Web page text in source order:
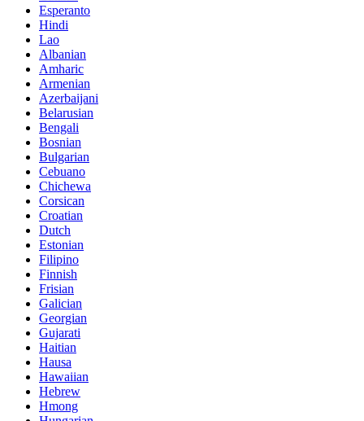
Esperanto
Hindi
Lao
Albanian
Amharic
Armenian
Azerbaijani
Belarusian
Bengali
Bosnian
Bulgarian
Cebuano
Chichewa
Corsican
Croatian
Dutch
Estonian
Filipino
Finnish
Frisian
Galician
Georgian
Gujarati
Haitian
Hausa
Hawaiian
Hebrew
Hmong